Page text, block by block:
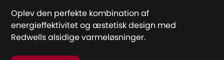
Oplev den perfekte kombination af
energieffektivitet og æstetisk design med
Redwells alsidige varmeløsninger.